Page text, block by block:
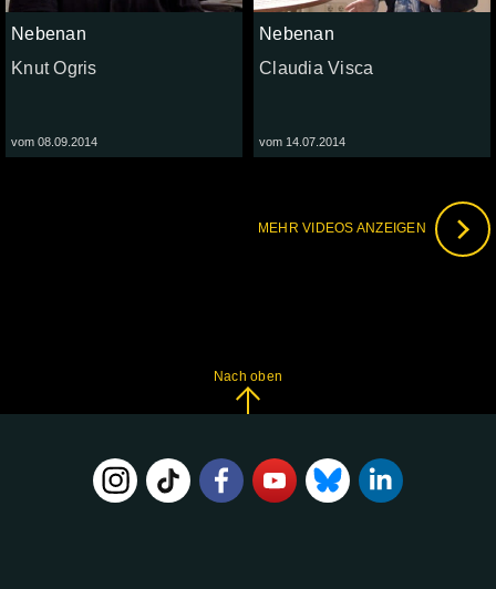
Nebenan
Knut Ogris
vom 08.09.2014
Nebenan
Claudia Visca
vom 14.07.2014
MEHR VIDEOS ANZEIGEN
Nach oben